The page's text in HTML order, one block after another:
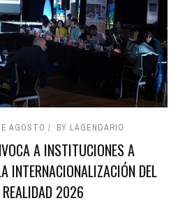
AGOSTO BY LAGENDARIO
A INSTITUCIONES A
INTERNACIONALIZACIÓN DEL
REALIDAD 2026